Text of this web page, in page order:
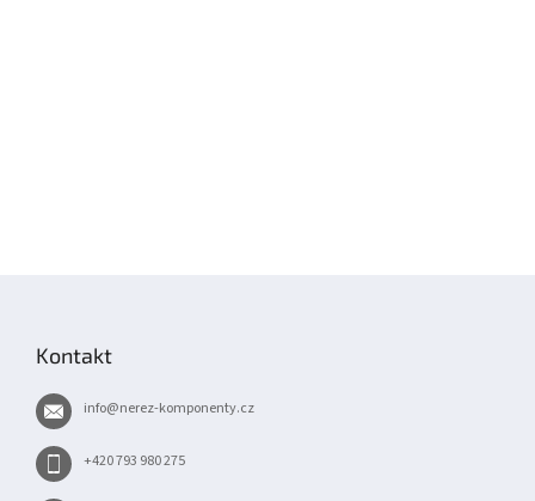
Kontakt
info@nerez-komponenty.cz
+420 793 980 275